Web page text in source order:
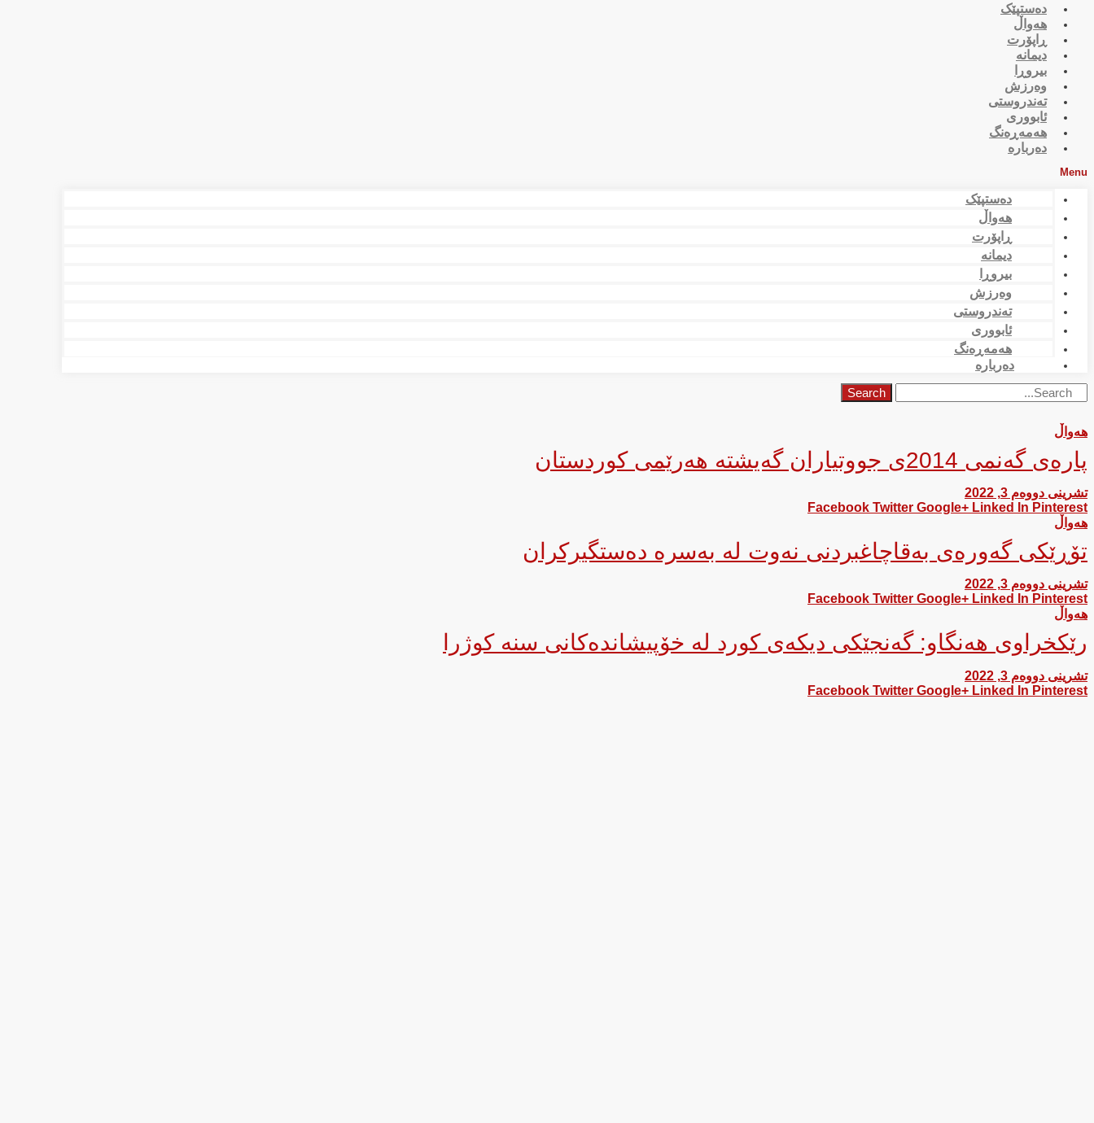
دەستپێک
هەواڵ
ڕاپۆرت
دیمانە
بیروڕا
وەرزش
تەندروستی
ئابووری
هەمەڕەنگ
دەربارە
Menu
دەستپێک
هەواڵ
ڕاپۆرت
دیمانە
بیروڕا
وەرزش
تەندروستی
ئابووری
هەمەڕەنگ
دەربارە
Search
هەواڵ
پارەی گەنمی 2014ی جووتیاران گەیشتە هەرێمی کوردستان
تشرینی دووەم 3, 2022
Facebook Twitter Google+ Linked In Pinterest
هەواڵ
تۆڕێكی گەورەی بەقاچاغبردنی نەوت لە بەسرە دەستگیركران
تشرینی دووەم 3, 2022
Facebook Twitter Google+ Linked In Pinterest
هەواڵ
رێکخراوی ھەنگاو: گەنجێکی دیکەی کورد لە خۆپیشاندەکانی سنە كوژرا
تشرینی دووەم 3, 2022
Facebook Twitter Google+ Linked In Pinterest